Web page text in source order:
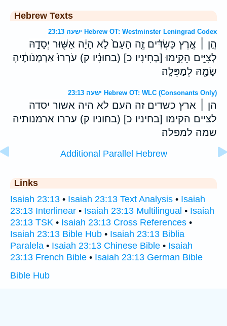
Hebrew Texts
ישעה 23:13 Hebrew OT: Westminster Leningrad Codex
הֵ֣ן ׀ אֶ֣רֶץ כַּשְׂדִּ֗ים זֶ֤ה הָעָם֙ לֹ֣א הָיָ֔ה אַשּׁ֖וּר יְסָדָ֣הּ
לְצִיִּ֑ים הֵקִ֣ימוּ [בְחִינָיו כ] (בַחוּנָ֗יו ק) עֹרְרוּ֙ אַרְמְנֹותֶ֔יהָ
שָׂמָ֖הּ לְמַפֵּלָֽה׃
ישעה 23:13 Hebrew OT: WLC (Consonants Only)
הן ׀ ארץ כשדים זה העם לא היה אשור יסדה
לציים הקימו [בחיניו כ] (בחוניו ק) עררו ארמנותיה
שמה למפלה׃
Additional Parallel Hebrew
Links
Isaiah 23:13 • Isaiah 23:13 Text Analysis • Isaiah
23:13 Interlinear • Isaiah 23:13 Multilingual • Isaiah
23:13 TSK • Isaiah 23:13 Cross References •
Isaiah 23:13 Bible Hub • Isaiah 23:13 Biblia
Paralela • Isaiah 23:13 Chinese Bible • Isaiah
23:13 French Bible • Isaiah 23:13 German Bible
Bible Hub